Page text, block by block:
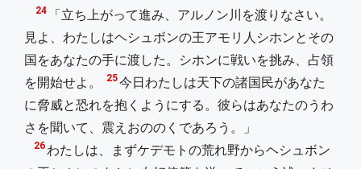
24
「立ち上がって進み、アルノン川を渡りなさい。
見よ、わたしはヘシュボンの王アモリ人シホンとその
国をあなたの手に渡した。シホンに戦いを挑み、占領
を開始せよ。
25今日わたしは天下の諸国民があなた
に脅威と恐れを抱くようにする。彼らはあなたのうわ
さを聞いて、震えおののくであろう。」
26 わたしは、まずケデモトの荒れ野からヘシュボン